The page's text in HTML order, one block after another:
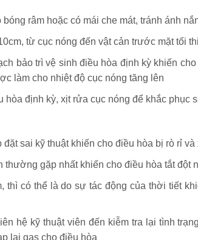
râm hoặc có mái che mát, tránh ánh
từ cục nóng đến vật cản trước mặt tối
bảo trì vệ sinh điều hòa định kỳ khiến
làm cho nhiệt độ cục nóng tăng lên
hòa định kỳ, xịt rửa cục nóng để khắc phục
sai kỹ thuật khiến cho điều hòa bị rò rỉ và
gặp nhất khiến cho điều hòa tắt đột
có thể là do sự tác động của thời tiết
hệ kỹ thuật viên đến kiễm tra lại tình
lại gas cho điều hòa